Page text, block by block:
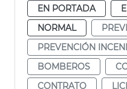
EN PORTADA
NORMAL
PREVENCIÓN
BOMBEROS
CONTRATO